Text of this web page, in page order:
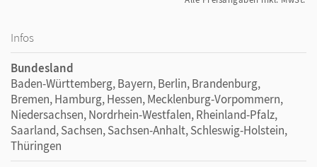
Infos
Bundesland
Baden-Württemberg, Bayern, Berlin, Brandenburg,
Bremen, Hamburg, Hessen, Mecklenburg-Vorpommern,
Niedersachsen, Nordrhein-Westfalen, Rheinland-Pfalz,
Saarland, Sachsen, Sachsen-Anhalt, Schleswig-Holstein,
Thüringen